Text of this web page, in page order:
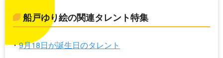
船戸ゆり絵の関連タレント特集
9月18日が誕生日のタレント